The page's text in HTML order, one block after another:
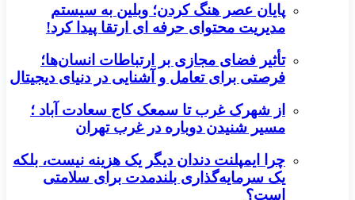
پایان عصر هنگ کردن؛ وبلین به سیستم
مدیریت محتوای حرفه ای ارتقا پیدا کرد!
تأثیر فضای مجازی بر ارتباطات انسان‌ها؛
فرصتی برای تعامل و آشنایی در دنیای دیجیتال
از شهرک غرب تا سمعک کاج سعادت آباد ؛
مسیر شنیدن دوباره در غرب تهران
چرا ایمپلنت دندان دیگر یک هزینه نیست، بلکه
یک سرمایه‌گذاری بلندمدت برای سلامتی
است؟